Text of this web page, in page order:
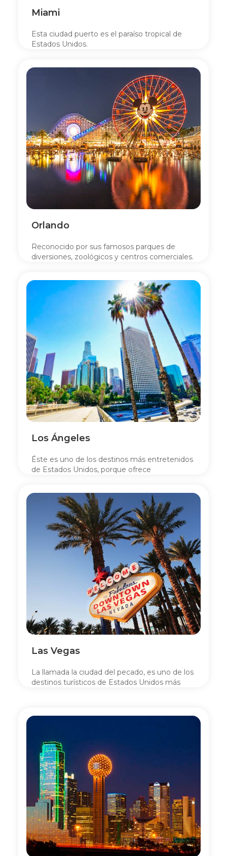
Miami
Esta ciudad puerto es el paraíso tropical de
Estados Unidos.
Orlando
Reconocido por sus famosos parques de
diversiones, zoológicos y centros comerciales.
Los Ángeles
Éste es uno de los destinos más entretenidos
de Estados Unidos, porque ofrece
Las Vegas
La llamada la ciudad del pecado, es uno de los
destinos turísticos de Estados Unidos más